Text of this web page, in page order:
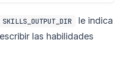
SKILLS_OUTPUT_DIR
le indica
las habilidades